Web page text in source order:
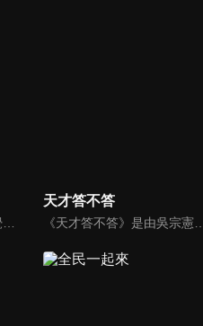
天才答不答
《天才答不答》是由吳宗憲和吳怡霈共同主持的益智節目。節目設立高額的獎金來考驗藝人們真實的人性，同時將題目立體化，讓你身歷其境去冒險答題。更有哪些出乎意料的處罰，讓藝人羞愧的不想再答錯！一個最接近「人性」與「真實」的益智節目，現在就讓吳宗憲帶你輕鬆玩轉知識。